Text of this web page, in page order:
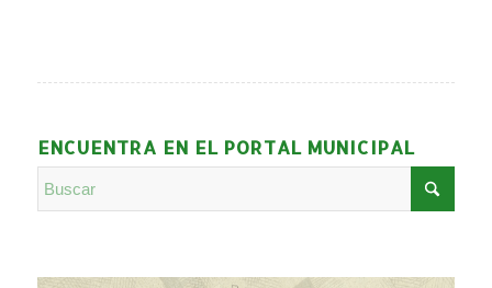
ENCUENTRA EN EL PORTAL MUNICIPAL